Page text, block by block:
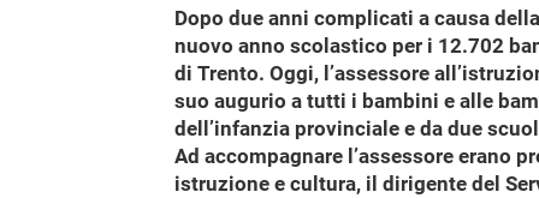
Dopo due anni complicati a causa
nuovo anno scolastico per i 12.702
di Trento. Oggi, l’assessore
suo augurio a tutti i bambini e alle
dell’infanzia provinciale e da due
Ad accompagnare l’assessore erano
istruzione e cultura, il dirigente del